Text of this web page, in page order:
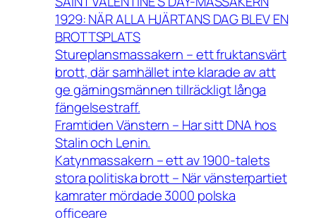
1929: NÄR ALLA HJÄRTANS DAG BLEV EN
BROTTSPLATS
Stureplansmassakern – ett fruktansvärt
brott, där samhället inte klarade av att
ge gärningsmännen tillräckligt långa
fängelsestraff.
Framtiden Vänstern – Har sitt DNA hos
Stalin och Lenin.
Katynmassakern – ett av 1900-talets
stora politiska brott – När vänsterpartiet
kamrater mördade 3000 polska
officeare